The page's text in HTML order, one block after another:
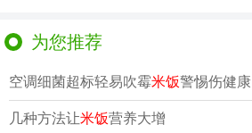
为您推荐
空调细菌超标轻易吹霉米饭警惕伤健康
几种方法让米饭营养大增